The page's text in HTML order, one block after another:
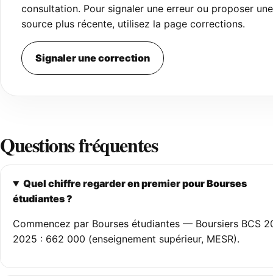
consultation. Pour signaler une erreur ou proposer une
source plus récente, utilisez la page corrections.
Signaler une correction
Questions fréquentes
Quel chiffre regarder en premier pour Bourses
étudiantes ?
Commencez par Bourses étudiantes — Boursiers BCS
2025 : 662 000 (enseignement supérieur, MESR).